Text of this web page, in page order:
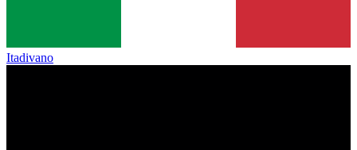
Itadivano